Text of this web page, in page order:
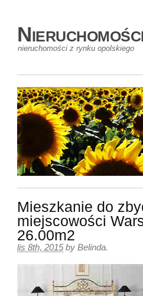
nieruchomości z rynku opolskiego
Mieszkanie do
miejscowości
26.00m2
lis 8th, 2015 by Belinda.